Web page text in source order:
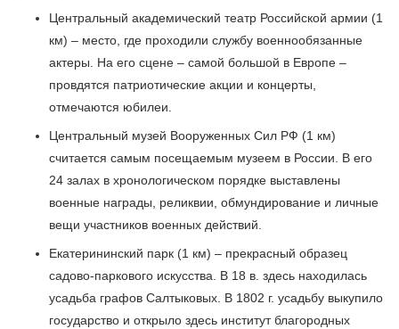
Центральный академический театр Российской армии (1
км) – место, где проходили службу военнообязанные
актеры. На его сцене – самой большой в Европе –
провдятся патриотические акции и концерты,
отмечаются юбилеи.
Центральный музей Вооруженных Сил РФ (1 км)
считается самым посещаемым музеем в России. В его
24 залах в хронологическом порядке выставлены
военные награды, реликвии, обмундирование и личные
вещи участников военных действий.
Екатерининский парк (1 км) – прекрасный образец
садово-паркового искусства. В 18 в. здесь находилась
усадьба графов Салтыковых. В 1802 г. усадьбу выкупило
государство и открыло здесь институт благородных